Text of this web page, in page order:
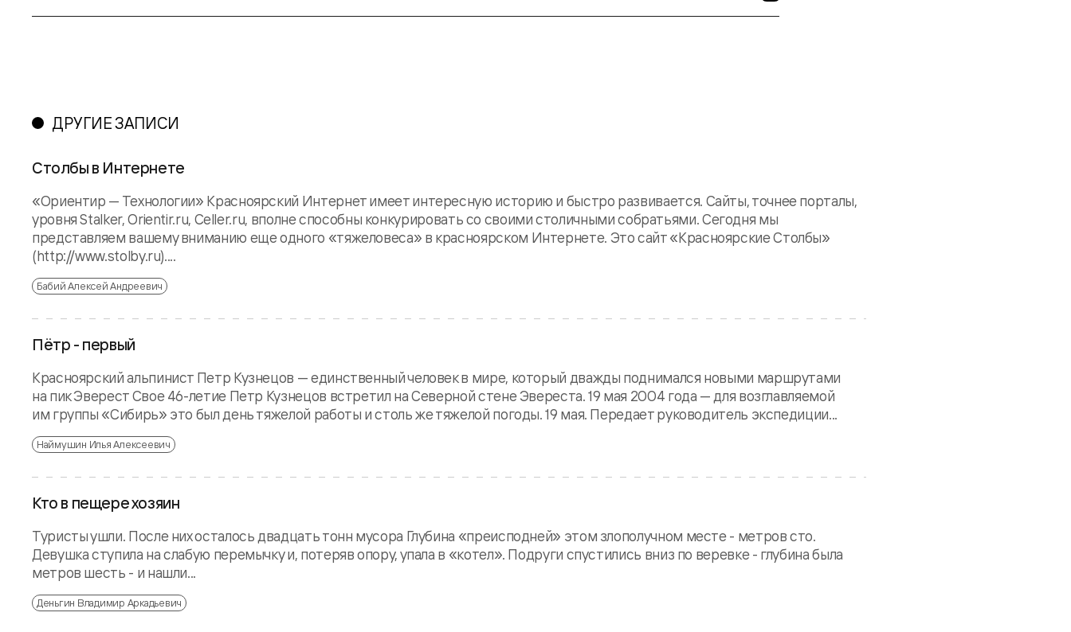
ДРУГИЕ ЗАПИСИ
Столбы в Интернете
«Ориентир — Технологии» Красноярский Интернет имеет интересную историю и быстро развивается. Сайты, точнее порталы,
уровня Stalker, Orientir.ru, Celler.ru, вполне способны конкурировать со своими столичными собратьями. Сегодня мы
представляем вашему вниманию еще одного «тяжеловеса» в красноярском Интернете. Это сайт «Красноярские Столбы»
(http://www.stolby.ru)....
Бабий Алексей Андреевич
Пётр - первый
Красноярский альпинист Петр Кузнецов — единственный человек в мире, который дважды поднимался новыми маршрутами
на пик Эверест Свое 46-летие Петр Кузнецов встретил на Северной стене Эвереста. 19 мая 2004 года — для возглавляемой
им группы «Сибирь» это был день тяжелой работы и столь же тяжелой погоды. 19 мая. Передает руководитель экспедиции...
Наймушин Илья Алексеевич
Кто в пещере хозяин
Туристы ушли. После них осталось двадцать тонн мусора Глубина «преисподней» этом злополучном месте - метров сто.
Девушка ступила на слабую перемычку и, потеряв опору, упала в «котел». Подруги спустились вниз по веревке - глубина была
метров шесть - и нашли...
Деньгин Владимир Аркадьевич